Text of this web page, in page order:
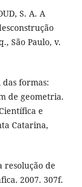
S. A. A
São Paulo, v.
das formas:
de geometria.
e
Catarina,
resolução de
2007. 307f.